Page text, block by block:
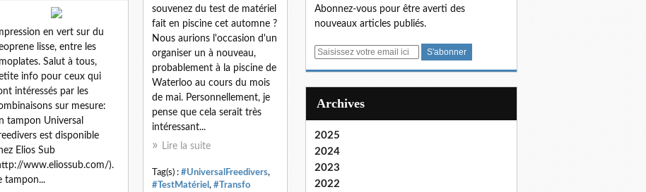
en vert sur du
lisse, entre les
Salut à tous,
info pour ceux qui
intéressés par les
sur mesure:
tampon Universal
est disponible
Elios Sub
www.eliossub.com/).
tampon...
souvenez du test de matériel
fait en piscine cet automne ?
Nous aurions l'occasion d'un
organiser un à nouveau,
probablement à la piscine de
Waterloo au cours du mois
de mai. Personnellement, je
pense que cela serait très
intéressant...
Lire la suite
Tag(s) : #UniversalFreedivers,
#TestMatériel , #Transfo
Abonnez-vous pour être averti des
nouveaux articles publiés.
E
Archives
2025
2024
2023
2022